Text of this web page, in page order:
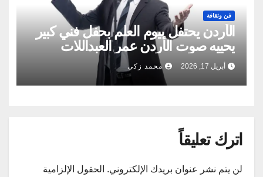
فن وثقافة
الأردن يحتفل بيوم العلم بحفل فني كبير
يحييه صوت الأردن عمر العبداللات
أبريل 17, 2026 محمد زكى
اترك تعليقاً
لن يتم نشر عنوان بريدك الإلكتروني. الحقول الإلزامية